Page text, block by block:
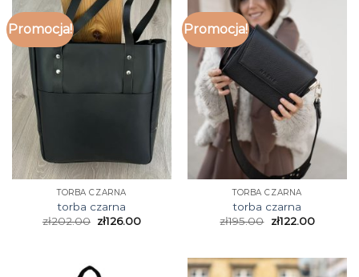
Promocja!
TORBA CZARNA
torba czarna
zł202.00 zł126.00
Promocja!
TORBA CZARNA
torba czarna
zł195.00 zł122.00